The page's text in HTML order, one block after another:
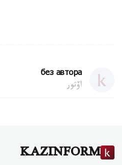
без автора
اۆتور
KAZINFORM